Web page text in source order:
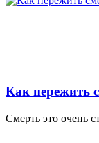
Как пережить
Смерть это очень